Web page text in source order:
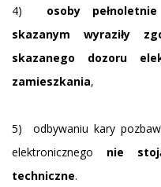
4) osoby
skazanym wyraziły
skazanego dozoru
zamieszkania,
5) odbywaniu kary
elektronicznego nie
techniczne.